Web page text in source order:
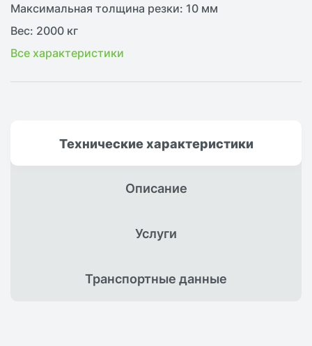
Максимальная толщина резки: 10 мм
Вес: 2000 кг
Все характеристики
Техническиехарактеристики
Описание
Услуги
Транспортныеданные